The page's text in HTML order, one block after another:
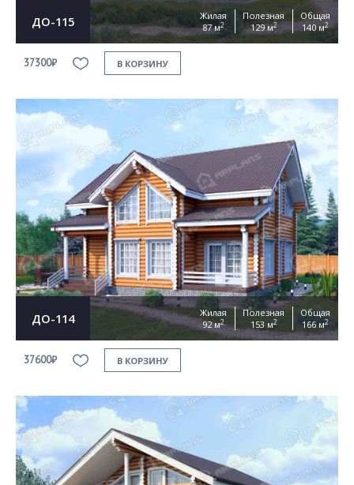
ДО-115
Жилая
87 м2
Полезная
129 м2
Общая
140 м2
37300₽ В КОРЗИНУ
ДО-114
Жилая
92 м2
Полезная
153 м2
Общая
166 м2
37600₽ В КОРЗИНУ